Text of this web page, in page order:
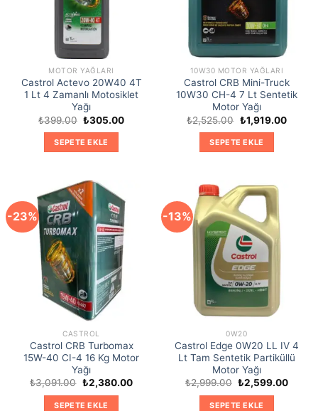
MOTOR YAĞLARI
Castrol Actevo 20W40 4T
1 Lt 4 Zamanlı Motosiklet
Yağı
₺399.00 Orijinal
fiyat:
₺399.00.
₺305.00Şu
SEPETE EKLE
10W30 MOTOR YAĞLARI
Castrol CRB Mini-Truck
10W30 CH-4 7 Lt Sentetik
Motor Yağı
₺2,525.00 Orijinal
fiyat:
₺2,525.00.
₺1,919.00Şu
SEPETE EKLE
-23%
CASTROL
Castrol CRB Turbomax
15W-40 CI-4 16 Kg Motor
Yağı
₺3,091.00 Orijinal
fiyat:
₺3,091.00.
₺2,380.00Şu
SEPETE EKLE
-13%
0W20
Castrol Edge 0W20 LL IV 4
Lt Tam Sentetik Partiküllü
Motor Yağı
₺2,999.00 Orijinal
fiyat:
₺2,999.00.
₺2,599.00Şu
SEPETE EKLE